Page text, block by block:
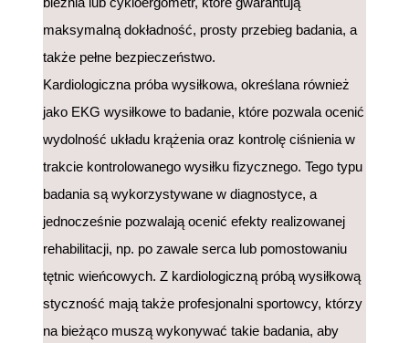
maksymalną dokładność, prosty przebieg badania, a
także pełne bezpieczeństwo.
Kardiologiczna próba wysiłkowa, określana również
jako EKG wysiłkowe to badanie, które pozwala ocenić
wydolność układu krążenia oraz kontrolę ciśnienia w
trakcie kontrolowanego wysiłku fizycznego. Tego typu
badania są wykorzystywane w diagnostyce, a
jednocześnie pozwalają ocenić efekty realizowanej
rehabilitacji, np. po zawale serca lub pomostowaniu
tętnic wieńcowych. Z kardiologiczną próbą wysiłkową
styczność mają także profesjonalni sportowcy, którzy
na bieżąco muszą wykonywać takie badania, aby